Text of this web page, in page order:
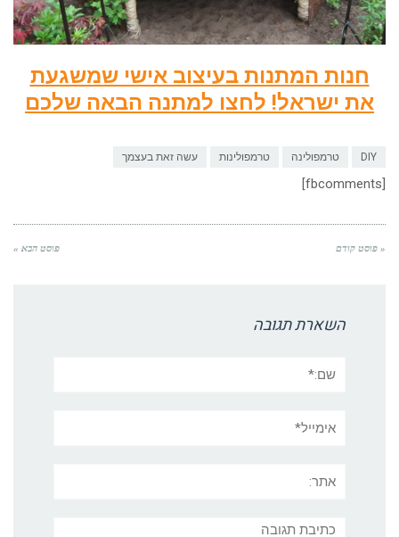
חנות המתנות בעיצוב אישי שמשגעת
את ישראל! לחצו למתנה הבאה שלכם
DIY טרמפולינה טרמפולינות עשה זאת בעצמך
[fbcomments]
« פוסט קודם פוסט הבא »
השארת תגובה
תגובה